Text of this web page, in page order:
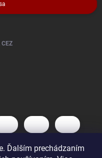
Ďalším prechádzaním